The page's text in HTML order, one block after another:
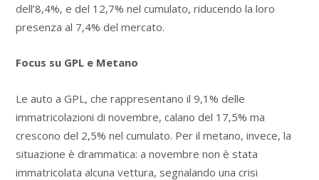
dell’8,4%, e del 12,7% nel cumulato, riducendo la loro
presenza al 7,4% del mercato.
Focus su GPL e Metano
Le auto a GPL, che rappresentano il 9,1% delle
immatricolazioni di novembre, calano del 17,5% ma
crescono del 2,5% nel cumulato. Per il metano, invece, la
situazione è drammatica: a novembre non è stata
immatricolata alcuna vettura, segnalando una crisi